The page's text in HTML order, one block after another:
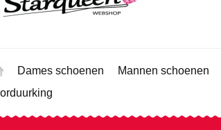
Dames schoenen Mannen schoenen